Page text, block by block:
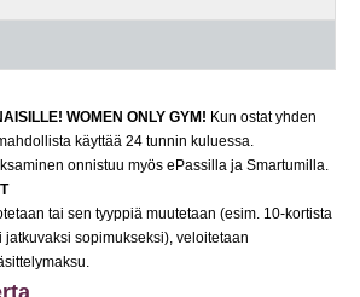
WOMEN ONLY GYM! Kun ostat yhden
käyttää 24 tunnin kuluessa.
onnistuu myös ePassilla ja Smartumilla.
tai sen tyyppiä muutetaan (esim. 10-kortista
jatkuvaksi sopimukseksi), veloitetaan